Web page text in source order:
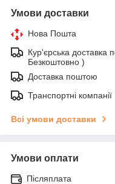
Умови доставки
Нова Пошта
Кур'єрська доставка
Безкоштовно )
Доставка поштою
Транспортні компанії
Всі умови доставки
Умови оплати
Післяплата